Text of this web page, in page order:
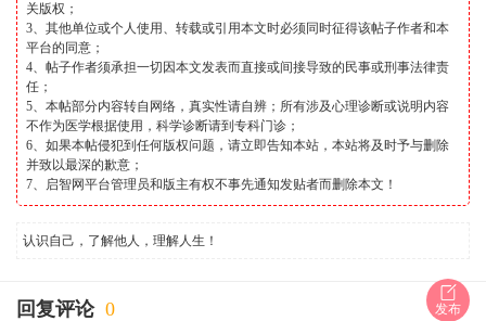
关版权；
3、其他单位或个人使用、转载或引用本文时必须同时征得该帖子作者和本
平台的同意；
4、帖子作者须承担一切因本文发表而直接或间接导致的民事或刑事法律责
任；
5、本帖部分内容转自网络，真实性请自辨；所有涉及心理诊断或说明内容
不作为医学根据使用，科学诊断请到专科门诊；
6、如果本帖侵犯到任何版权问题，请立即告知本站，本站将及时予与删除
并致以最深的歉意；
7、启智网平台管理员和版主有权不事先通知发贴者而删除本文！
认识自己，了解他人，理解人生！
回复评论 0 发布